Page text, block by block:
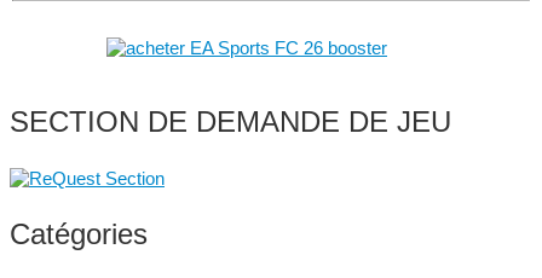
SECTION DE DEMANDE DE JEU
Catégories